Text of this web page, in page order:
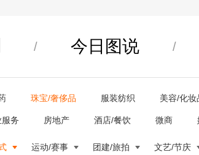
/ 今日图说 /
珠宝/奢侈品 服装纺织 美容/化妆
务 房地产 酒店/餐饮 微商
运动/赛事 团建/旅拍 文艺/节庆